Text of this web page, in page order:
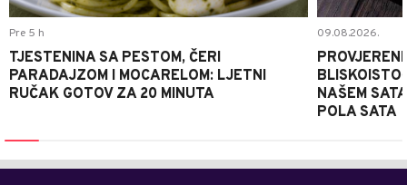
Pre 5 h
TJESTENINA SA PESTOM, ČERI
PARADAJZOM I MOCARELOM: LJETNI
RUČAK GOTOV ZA 20 MINUTA
09.08.2026.
NAŠEM
POLA SATA